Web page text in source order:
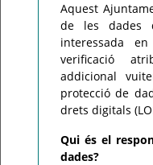
Aquest
de les dades
interessada
verificació
addicional
protecció de
drets digitals
Qui és el
dades?